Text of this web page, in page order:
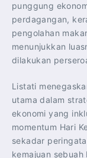
punggung
perdagangan,
pengolahan
menunjukkan
dilakukan
Listati
utama dalam
ekonomi yang
momentum Hari
sekadar
kemajuan